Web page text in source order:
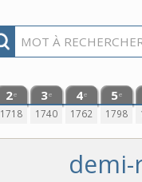
2e
1718
3e
1740
4e
1762
5e
1798